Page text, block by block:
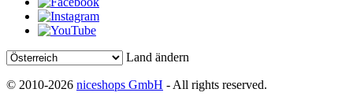
Land ändern
© 2010-2026 niceshops GmbH - All rights reserved.